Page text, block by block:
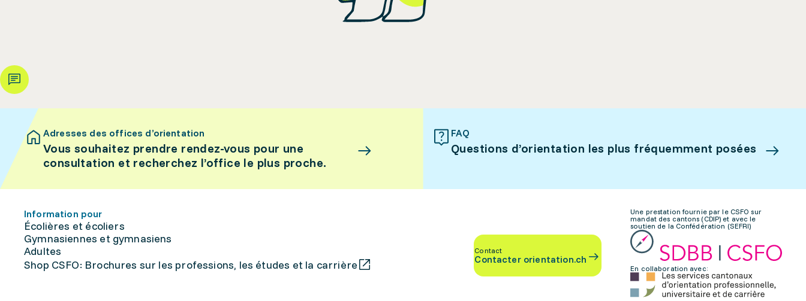
Adresses des offices d’orientation
Vous souhaitez prendre rendez-vous pour une
consultation et recherchez l’office le plus proche.
FAQ
Questions d’orientation les plus fréquemment posées
Information pour
Écolières et écoliers
Gymnasiennes et gymnasiens
Adultes
Shop CSFO: Brochures sur les professions, les études et la carrière
Contact
Contacter orientation.ch
Une prestation fournie par le CSFO sur
mandat des cantons (CDIP) et avec le
soutien de la Confédération (SEFRI)
En collaboration avec: